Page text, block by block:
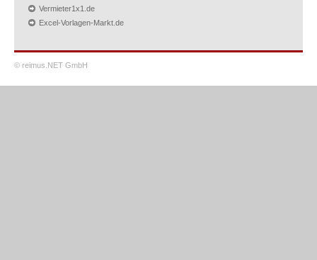
Vermieter1x1.de
Excel-Vorlagen-Markt.de
© reimus.NET GmbH